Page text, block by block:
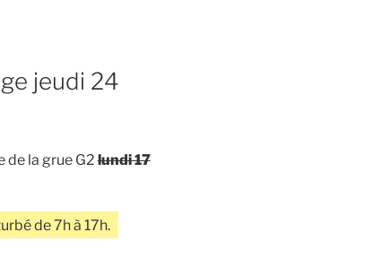
jeudi 24
de la grue G2lundi 17
de 7h à 17h.